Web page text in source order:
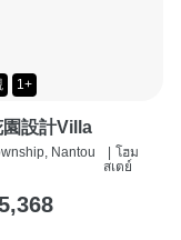
1+
園設計Villa
Nantou
โฮม
สเตย์